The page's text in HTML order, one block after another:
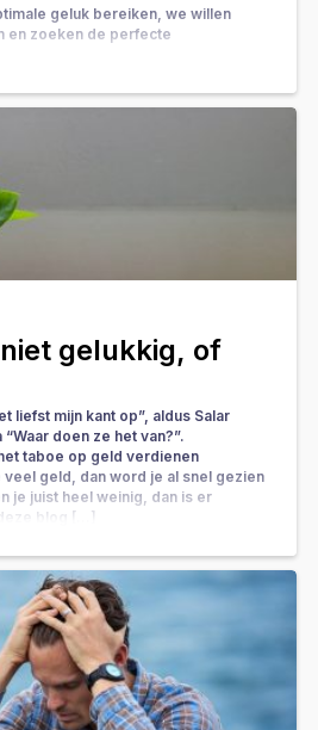
geluk bereiken, we willen
en zoeken de perfecte
gelukkig, of
liefst mijn kant op”, aldus Salar
doen ze het van?”.
taboe op geld verdienen
geld, dan word je al snel gezien
je juist heel weinig, dan is er
blog […]